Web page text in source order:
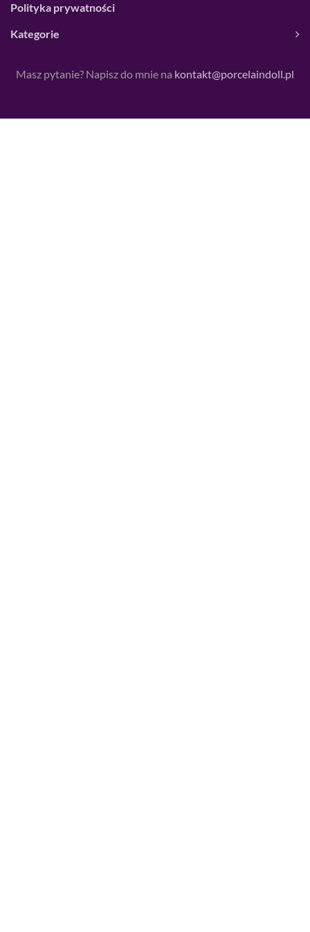
Polityka prywatności
Kategorie
Masz pytanie? Napisz do mnie na kontakt@porcelaindoll.pl